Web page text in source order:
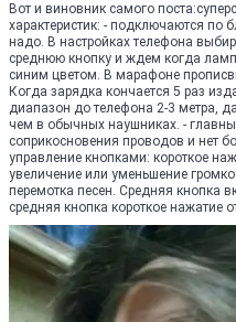
Вот и виновник самого
характеристик: - подключаются по
надо. В настройках телефона
среднюю кнопку и ждем когда
синим цветом. В марафоне
Когда зарядка кончается 5 раз
диапазон до телефона 2-3 метра,
чем в обычных наушниках. -
соприкосновения проводов и нет
управление кнопками: короткое
увеличение или уменьшение
перемотка песен. Средняя кнопка
средняя кнопка короткое нажатие